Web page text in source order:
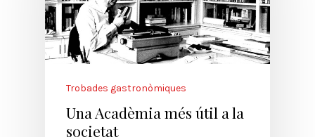
Trobades gastronòmiques
Una Acadèmia més útil a la
societat